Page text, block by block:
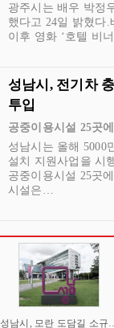
광주시는 배우 박정
했다고 24일 밝혔다.
이후 영화 ‘호텔 비
성남시, 전기차
투입
공중이용시설 25곳
성남시는 올해 5000
설치 지원사업을 시
공중이용시설 25곳
시설은…
성남시, 모란 도담길 소